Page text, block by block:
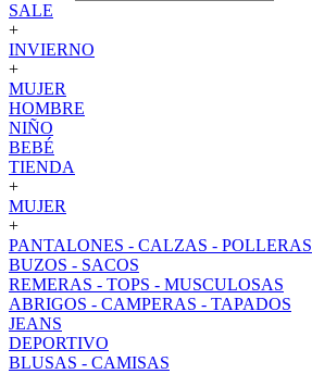
SALE
+
INVIERNO
+
MUJER
HOMBRE
NIÑO
BEBÉ
TIENDA
+
MUJER
+
PANTALONES - CALZAS - POLLERAS
BUZOS - SACOS
REMERAS - TOPS - MUSCULOSAS
ABRIGOS - CAMPERAS - TAPADOS
JEANS
DEPORTIVO
BLUSAS - CAMISAS